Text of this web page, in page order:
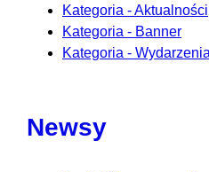
Kategoria - Aktualności
Kategoria - Banner
Kategoria - Wydarzenia
Newsy